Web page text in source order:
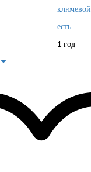
ключевой
есть
1 год